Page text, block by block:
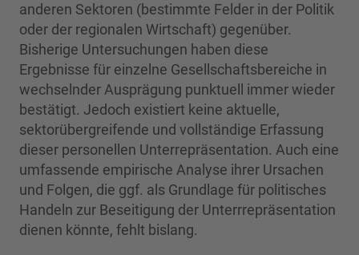
anderen Sektoren (bestimmte Felder in der Politik
oder der regionalen Wirtschaft) gegenüber.
Bisherige Untersuchungen haben diese
Ergebnisse für einzelne Gesellschaftsbereiche in
wechselnder Ausprägung punktuell immer wieder
bestätigt. Jedoch existiert keine aktuelle,
sektorübergreifende und vollständige Erfassung
dieser personellen Unterrepräsentation. Auch eine
umfassende empirische Analyse ihrer Ursachen
und Folgen, die ggf. als Grundlage für politisches
Handeln zur Beseitigung der Unterrrepräsentation
dienen könnte, fehlt bislang.